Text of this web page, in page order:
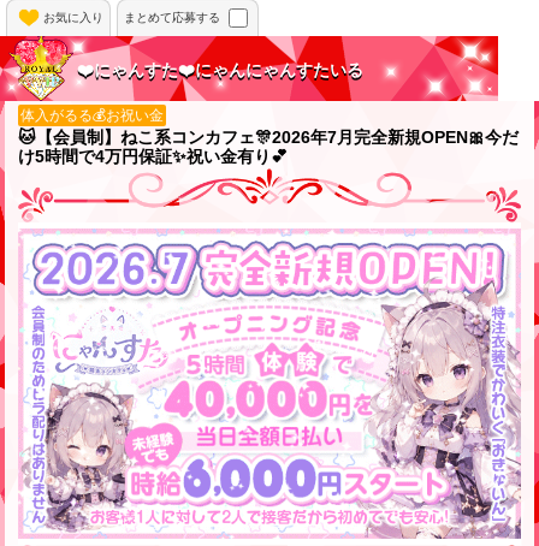
お気に入り まとめて応募する
❤️にゃんすた❤️にゃんにゃんすたいる
体入がるる💰お祝い金
🐱【会員制】ねこ系コンカフェ🎊2026年7月完全新規OPEN🎀今だ
け5時間で4万円保証✨祝い金有り💕